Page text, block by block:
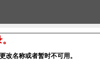
改名称或者暂时不可用。